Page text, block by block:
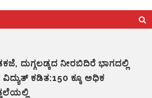
ದುಗ್ಗಲಡ್ಕದ ನೀರಬಿದಿರೆ ಭಾಗದಲ್ಲಿ
ಕಡಿತ:150 ಕ್ಕೂ ಅಧಿಕ